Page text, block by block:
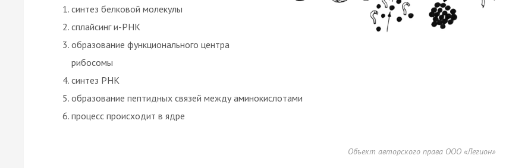
синтез белковой молекулы
сплайсинг и-РНК
образование функционального центра
рибосомы
синтез РНК
образование пептидных связей между аминокислотами
процесс происходит в ядре
Объект авторского права ООО «Легион»